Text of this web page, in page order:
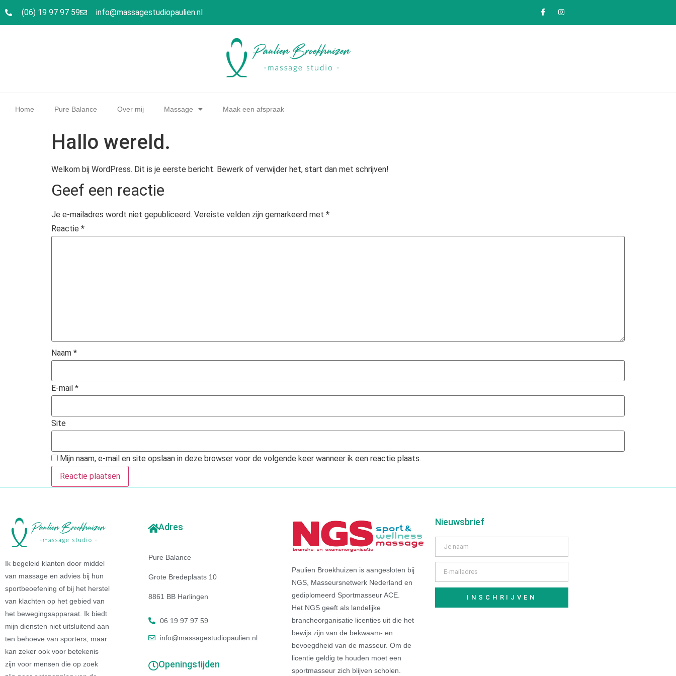
(06) 19 97 97 59 info@massagestudiopaulien.nl
Home Pure Balance Over mij Massage Maak een afspraak
Hallo wereld.
Welkom bij WordPress. Dit is je eerste bericht. Bewerk of verwijder het, start dan met schrijven!
Geef een reactie
Je e-mailadres wordt niet gepubliceerd. Vereiste velden zijn gemarkeerd met *
Reactie *
Naam *
E-mail *
Site
Mijn naam, e-mail en site opslaan in deze browser voor de volgende keer wanneer ik een reactie plaats.
Ik begeleid klanten door middel
van massage en advies bij hun
sportbeoefening of bij het herstel
van klachten op het gebied van
het bewegingsapparaat. Ik biedt
mijn diensten niet uitsluitend aan
ten behoeve van sporters, maar
kan zeker ook voor betekenis
zijn voor mensen die op zoek
Adres
Pure Balance
Grote Bredeplaats 10
8861 BB Harlingen
06 19 97 97 59
info@massagestudiopaulien.nl
Openingstijden
Paulien Broekhuizen is aangesloten bij
NGS, Masseursnetwerk Nederland en
gediplomeerd Sportmasseur ACE.
Het NGS geeft als landelijke
brancheorganisatie licenties uit die het
bewijs zijn van de bekwaam- en
bevoegdheid van de masseur. Om de
licentie geldig te houden moet een
sportmasseur zich blijven scholen.
Nieuwsbrief
INSCHRIJVEN